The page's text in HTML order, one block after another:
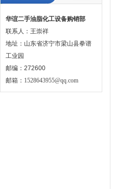
华谊二手油脂化工设备购销部
联系人：王崇祥
地址：山东省济宁市梁山县拳谱
工业园
邮编：272600
邮箱： 1528643955@qq.com